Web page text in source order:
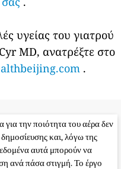
υγείας του γιατρού
MD, ανατρέξτε στο
.
για την ποιότητα του αέρα δεν
δημοσίευσης και, λόγω της
αυτά μπορούν να
ανά πάσα στιγμή. Το έργο